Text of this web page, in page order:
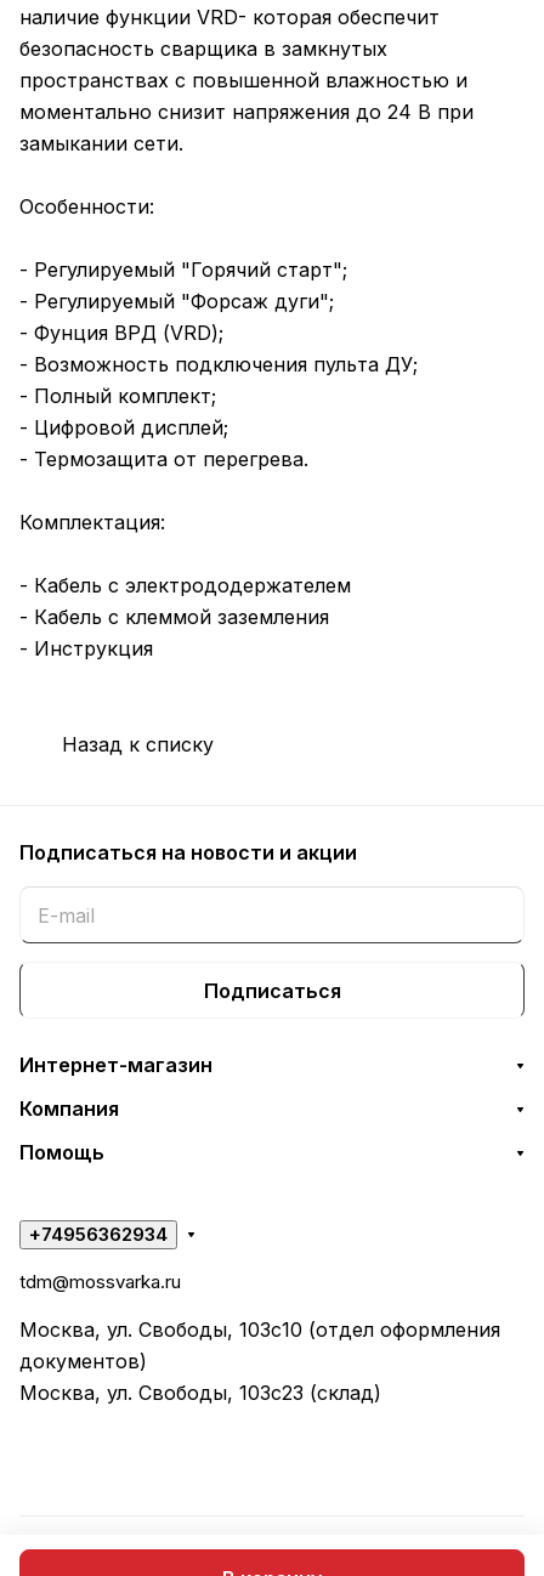
наличие функции VRD- которая обеспечит
безопасность сварщика в замкнутых
пространствах с повышенной влажностью и
моментально снизит напряжения до 24 В при
замыкании сети.
Особенности:
- Регулируемый "Горячий старт";
- Регулируемый "Форсаж дуги";
- Фунция ВРД (VRD);
- Возможность подключения пульта ДУ;
- Полный комплект;
- Цифровой дисплей;
- Термозащита от перегрева.
Комплектация:
- Кабель с электрододержателем
- Кабель с клеммой заземления
- Инструкция
Назад к списку
Подписаться на новости и акции
Подписаться
Интернет-магазин
Компания
Помощь
+74956362934
tdm@mossvarka.ru
Москва, ул. Свободы, 103с10 (отдел оформления
документов)
Москва, ул. Свободы, 103с23 (склад)
© 2026 ООО "ТД МОССВАРКА"